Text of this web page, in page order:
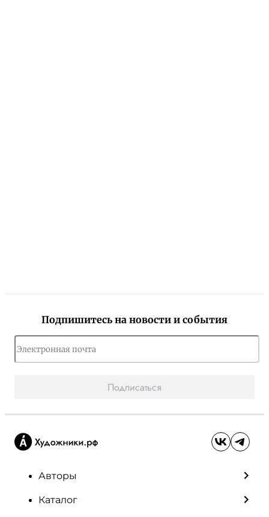
Подпишитесь на новости и события
Подписаться
Авторы
Каталог